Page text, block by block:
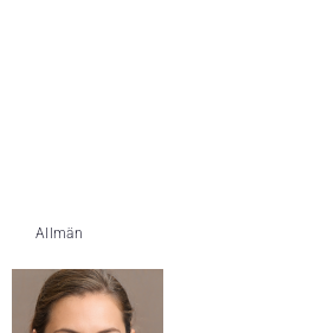
Allmän